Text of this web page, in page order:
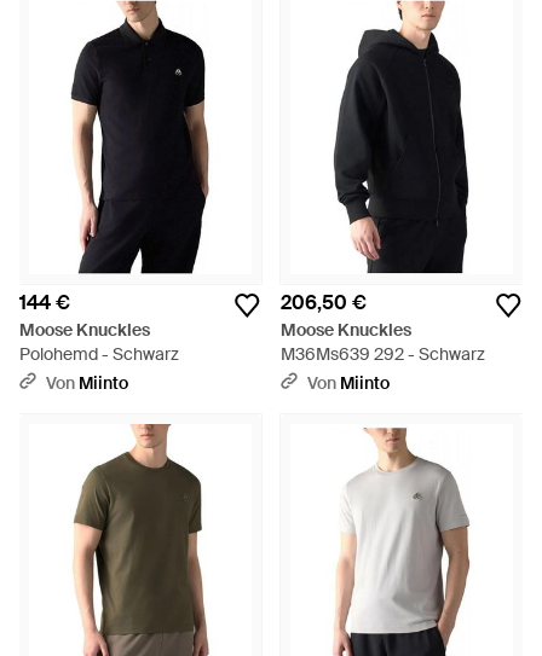
144 €
Moose Knuckles
Polohemd - Schwarz
Von Miinto
206,50 €
Moose Knuckles
M36Ms639 292 - Schwarz
Von Miinto